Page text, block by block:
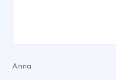
Anna